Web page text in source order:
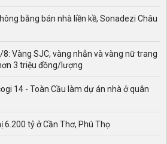
hoạch bao gồm quy mô, vị trí,
quy hoạch có mục đích sử dụng
cầu của người sử dụng.
biến là những khu đất được quy
dụng: Đất cây xanh, đất mặt
trạm bơm,...
bằng bán nhà liền kề, Sonadezi Châu
Vàng SJC, vàng nhẫn và vàng nữ trang
3 triệu đồng/lượng
14 - Toàn Cầu làm dự án nhà ở quân
6.200 tỷ ở Cần Thơ, Phú Thọ